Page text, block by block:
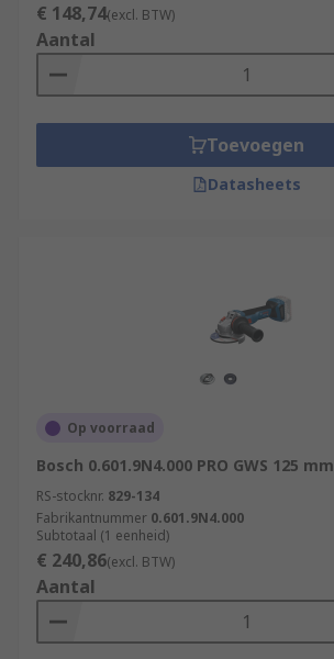
€ 148,74(excl. BTW)
Aantal
Toevoegen
Datasheets
Op voorraad
Bosch 0.601.9N4.000 PRO GWS 125 mm
RS-stocknr. 829-134
Fabrikantnummer 0.601.9N4.000
Subtotaal (1 eenheid)
€ 240,86(excl. BTW)
Aantal